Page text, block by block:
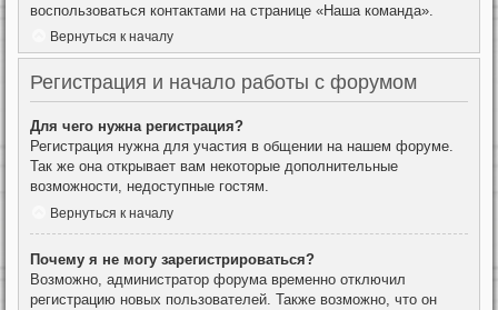
воспользоваться контактами на странице «Наша команда».
Вернуться к началу
Регистрация и начало работы с форумом
Для чего нужна регистрация?
Регистрация нужна для участия в общении на нашем форуме.
Так же она открывает вам некоторые дополнительные
возможности, недоступные гостям.
Вернуться к началу
Почему я не могу зарегистрироваться?
Возможно, администратор форума временно отключил
регистрацию новых пользователей. Также возможно, что он